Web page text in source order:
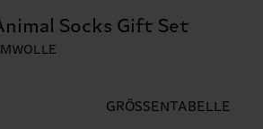
Socks Gift Set
GRÖSSENTABELLE